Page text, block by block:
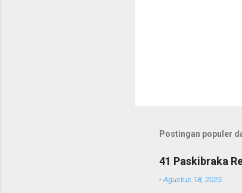
Postingan populer
41 Paskibraka
-Agustus 18, 2025